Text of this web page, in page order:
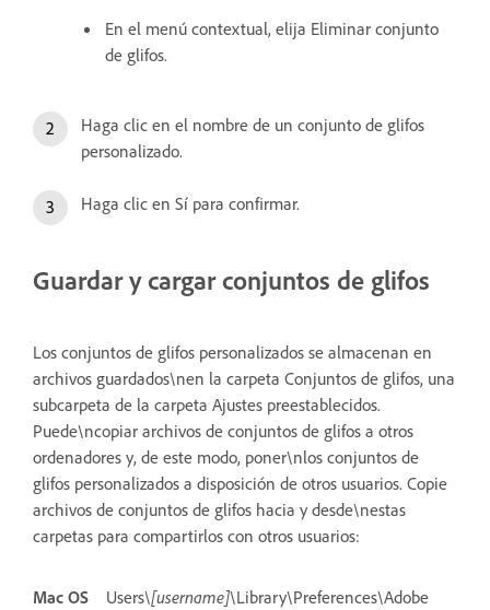
En el menú contextual, elija Eliminar conjunto
de glifos.
Haga clic en el nombre de un conjunto de glifos
personalizado.
Haga clic en Sí para confirmar.
Guardar y cargar conjuntos de glifos
Los conjuntos de glifos personalizados se almacenan en
archivos guardados\nen la carpeta Conjuntos de glifos, una
subcarpeta de la carpeta Ajustes preestablecidos.
Puede\ncopiar archivos de conjuntos de glifos a otros
ordenadores y, de este modo, poner\nlos conjuntos de
glifos personalizados a disposición de otros usuarios. Copie
archivos de conjuntos de glifos hacia y desde\nestas
carpetas para compartirlos con otros usuarios:
Mac OS Users\[username]\Library\Preferences\Adobe